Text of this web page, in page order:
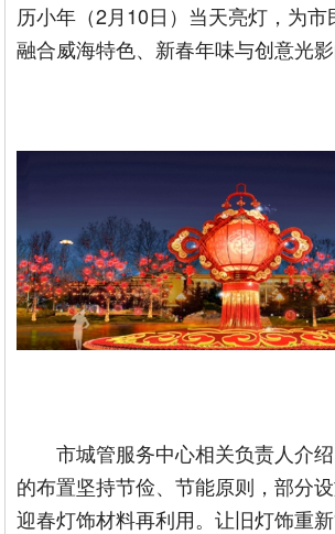
历小年（2月10日）当天亮灯，为
融合威海特色、新春年味与创意光影
市城管服务中心相关负责人介
的布置坚持节俭、节能原则，部分
迎春灯饰材料再利用。让旧灯饰重